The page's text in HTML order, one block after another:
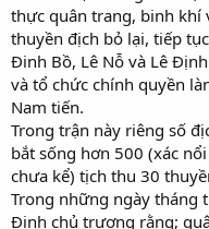
thực quân trang, binh khí
thuyền địch bỏ lại, tiếp
Đinh Bồ, Lê Nỗ và Lê
và tổ chức chính quyền
Nam tiến.
Trong trận này riêng số
bắt sống hơn 500 (xác
chưa kể) tịch thu 30
Trong những ngày tháng
Định chủ trương rằng;